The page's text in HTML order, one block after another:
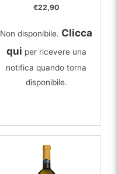
€22,90
Non disponibile. Clicca
qui per ricevere una
notifica quando torna
disponibile.